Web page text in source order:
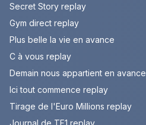
Secret Story replay
Gym direct replay
Plus belle la vie en avance
C à vous replay
Demain nous appartient en avance
Ici tout commence replay
Tirage de l'Euro Millions replay
Journal de TF1 replay